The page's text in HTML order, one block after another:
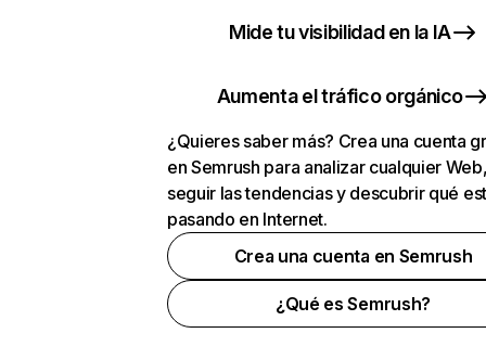
Mide tu visibilidad en la IA
Aumenta el tráfico orgánico
¿Quieres saber más? Crea una cuenta
en Semrush para analizar cualquier
seguir las tendencias y descubrir qué
pasando en Internet.
Crea una cuenta en Semrush
¿Qué es Semrush?